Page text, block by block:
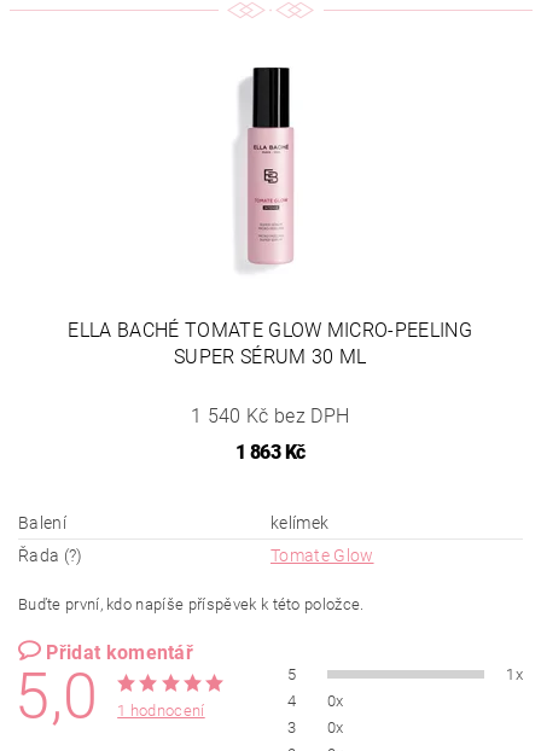
ELLA BACHÉ TOMATE GLOW MICRO-PEELING
SUPER SÉRUM 30 ML
1 540 Kč bez DPH
1 863 Kč
Balení
kelímek
Řada (?)
Tomate Glow
Buďte první, kdo napíše příspěvek k této položce.
Přidat komentář
5,0 1 hodnocení
5
1x
4
0x
3
0x